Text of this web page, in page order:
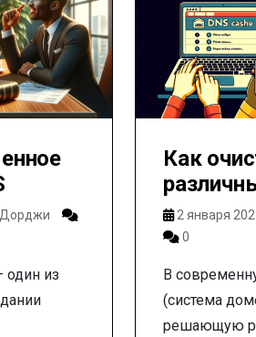
Дорджи
из
Как
2 января
0
В
(система
решающую